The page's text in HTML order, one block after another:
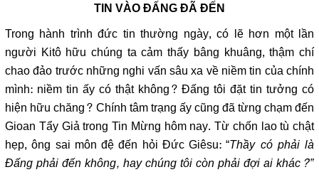
TIN VÀO ĐẤNG ĐÃ ĐẾN
Trong hành trình đức tin thường ngày, có lẽ hơn một lần
người Kitô hữu chúng ta cảm thấy bâng khuâng, thậm chí
chao đảo trước những nghi vấn sâu xa về niềm tin của chính
mình: niềm tin ấy có thật không? Đấng tôi đặt tin tưởng có
hiện hữu chăng? Chính tâm trạng ấy cũng đã từng chạm đến
Gioan Tẩy Giả trong Tin Mừng hôm nay. Từ chốn lao tù chật
hẹp, ông sai môn đệ đến hỏi Đức Giêsu: “Thầy có phải là
Đấng phải đến không, hay chúng tôi còn phải đợi ai khác?”